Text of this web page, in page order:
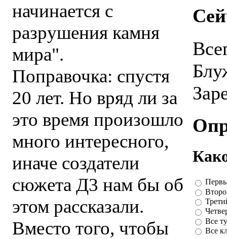
начинается с
разрушения камня
мира".
Поправочка: спустя
20 лет. Но вряд ли за
это время произошло
много интересного,
иначе создатели
сюжета Д3 нам бы об
этом рассказали.
Вместо того, чтобы
Все
Все